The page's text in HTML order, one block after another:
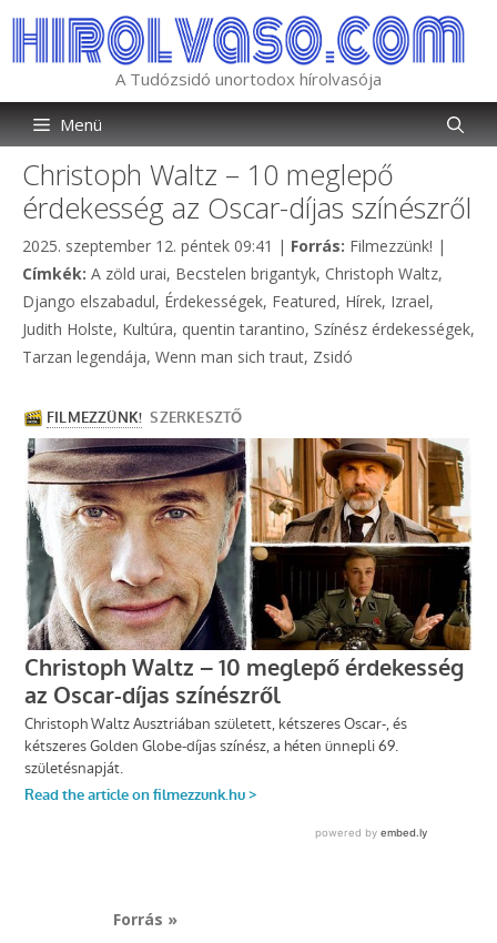
tartalomba
A Tudózsidó unortodox hírolvasója
Menü
Christoph Waltz – 10 meglepő
érdekesség az Oscar-díjas színészről
2025. szeptember 12. péntek 09:41 | Forrás: Kategória
Filmezzünk! |
Címkék: Címkék
A zöld urai, Becstelen brigantyk, Christoph Waltz,
Django elszabadul, Érdekességek, Featured, Hírek, Izrael,
Judith Holste, Kultúra, quentin tarantino, Színész érdekességek,
Tarzan legendája, Wenn man sich traut, Zsidó
Forrás »